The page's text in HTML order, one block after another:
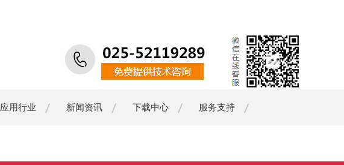
应用行业 新闻资讯 下载中心 服务支持